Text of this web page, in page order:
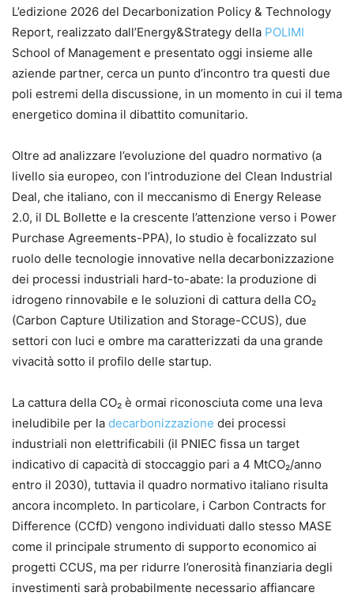
L’edizione 2026 del Decarbonization Policy & Technology
Report, realizzato dall’Energy&Strategy della POLIMI
School of Management e presentato oggi insieme alle
aziende partner, cerca un punto d’incontro tra questi due
poli estremi della discussione, in un momento in cui il tema
energetico domina il dibattito comunitario.
Oltre ad analizzare l’evoluzione del quadro normativo (a
livello sia europeo, con l’introduzione del Clean Industrial
Deal, che italiano, con il meccanismo di Energy Release
2.0, il DL Bollette e la crescente l’attenzione verso i Power
Purchase Agreements-PPA), lo studio è focalizzato sul
ruolo delle tecnologie innovative nella decarbonizzazione
dei processi industriali hard-to-abate: la produzione di
idrogeno rinnovabile e le soluzioni di cattura della CO₂
(Carbon Capture Utilization and Storage-CCUS), due
settori con luci e ombre ma caratterizzati da una grande
vivacità sotto il profilo delle startup.
La cattura della CO₂ è ormai riconosciuta come una leva
ineludibile per la decarbonizzazione dei processi
industriali non elettrificabili (il PNIEC fissa un target
indicativo di capacità di stoccaggio pari a 4 MtCO₂/anno
entro il 2030), tuttavia il quadro normativo italiano risulta
ancora incompleto. In particolare, i Carbon Contracts for
Difference (CCfD) vengono individuati dallo stesso MASE
come il principale strumento di supporto economico ai
progetti CCUS, ma per ridurre l’onerosità finanziaria degli
investimenti sarà probabilmente necessario affiancare